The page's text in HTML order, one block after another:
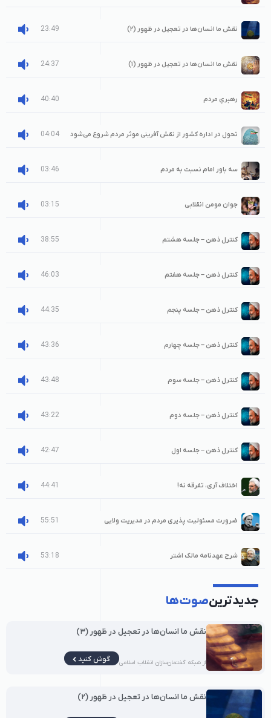
نقش ما انسان‌ها در تعجیل در ظهور (۲) 23:49
نقش ما انسان‌ها در تعجیل در ظهور (۱) 24:37
رهبریِ مردم 40:40
تحول در اداره کشور از نقش آفرینی موثر مردم شروع می‌شود 04:04
سه باور امام نسبت به مردم 03:46
جوان مومن انقلابی 03:15
کنترل ذهن – جلسه هشتم 38:55
کنترل ذهن – جلسه هفتم 46:03
کنترل ذهن – جلسه پنجم 44:35
کنترل ذهن – جلسه چهارم 43:36
کنترل ذهن – جلسه سوم 43:48
کنترل ذهن – جلسه دوم 43:22
کنترل ذهن – جلسه اول 42:47
اختلاف آری، تفرقه نه! 44:41
ضرورت مسئولیت پذیری مردم در مدیریت ولایی 55:51
شرح عهدنامه مالک اشتر 53:18
جدیدترینصوت‌ها
نقش ما انسان‌ها در تعجیل در ظهور (۳)
از شبکه گفتمان‌سازان انقلاب اسلامی گوش کنید
نقش ما انسان‌ها در تعجیل در ظهور (۲)